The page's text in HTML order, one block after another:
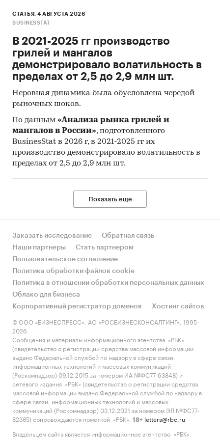
менее 1000 л
сжатого или сжиженного газа вместимостью
1000 л или более
В разделах со внешней торговлей представлена
- low-priced (низко-ценовой сегмент или
сегмент эконом предложений);
- middle-priced (средне-ценовой сегмент);
- high-priced (высоко-ценовой сегмент).
В разделе `Импорт` рассмотрены бренды:
DOOSAN, CW TECHNICS, HATCH, SARTEN,
LINDE, SILOMASTERS, SCANIA, ROLF, ВВС,
MYSILO, VITKOVICE, CHART, ARITAS KRIYOJENIK,
ARMOTECH, SSV-TANKS, BLEFA, WABCO, ANHUI,
SPATEN-LOWENBRAU-GRUPPE, MERCEDES-BENZ,
INTERBREW, MOSTOSTALEX, AIR LIQUID
В разделе `Импорт` рассмотрены зарубежные
поставщики:
GYDAN LNG SNC, SHANDONG AUYAN NEW
ENERGY TECHNOLOGY CO., LTD, CW TECHNICS
SIA, ООО `ФАВОР`, CLAAS SELBSTFAHRENDE
ERNTEMASCHINEN GMBH, SARTEN AMBALAJ INS
SAN VE TIC A.S., NK CO., LTD, HATCH LTD,
MOLINART GRUP S.R.L., LINDE GMBH, NINGBO
MINGXIN CHEMICAL MACHINERY CO., LTD,
EMBALLATOR ULRICEHAMNS BLECK AB,
ZHANGJIAGANG CIMC SANCTUM CRYOGENIC
EQUIPMENT CO., LTD, TAKRAF GMBH, HEBEI
KUNKUO TRADING CO., LTD, SINOMA SCIENCE
AND TECHNOLOGY (CHENGDU) CO., LTD,
СТАТЬЯ, 4 АВГУСТА 2026
BUSINESSTAT
В 2021-2025 гг производство
грилей и мангалов
демонстрировало волатильность в
пределах от 2,5 до 2,9 млн шт.
Неровная динамика была обусловлена чередой
рыночных шоков.
По данным «Анализа рынка грилей и
мангалов в России», подготовленного
BusinesStat в 2026 г, в 2021-2025 гг их
производство демонстрировало волатильность в
пределах от 2,5 до 2,9 млн шт.
Показать еще
Заказать исследование
Обратная связь
Наши партнеры
Стать партнером
Пользовательское соглашение
Политика обработки файлов cookie
Политика в отношении обработки персональных данных
Облако для бизнеса
Корпоративный регистратор доменов
Хостинг сайтов
© ООО «БИЗНЕСПРЕСС», АО «РОСБИЗНЕСКОНСАЛТИНГ», 1995-
2026.
Сообщения и материалы информационного агентства «РБК»
(свидетельство о регистрации средства массовой информации
выдано Федеральной службой по надзору в сфере связи,
информационных технологий и массовых коммуникаций
(Роскомнадзор) 09.12.2015 за номером ИА №ФС77-63848) и
сетевого издания «РБК» (свидетельство о регистрации средства
массовой информации выдано Федеральной службой по надзору в
сфере связи, информационных технологий и массовых
коммуникаций (Роскомнадзор) 03.12.2021 за номером ЭЛ №ФС77-
82385) сопровождаются пометкой «РБК».
18+ letters@rbc.ru
Владельцем сайта является информационное агентство «РБК».